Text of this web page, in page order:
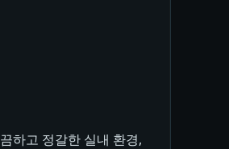
하고 정갈한 실내 환경,